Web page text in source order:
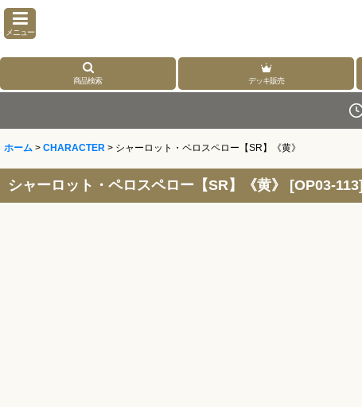
メニュー
商品検索 デッキ販売
ホーム > CHARACTER > シャーロット・ペロスペロー【SR】《黄》
シャーロット・ペロスペロー【SR】《黄》 [OP03-113]